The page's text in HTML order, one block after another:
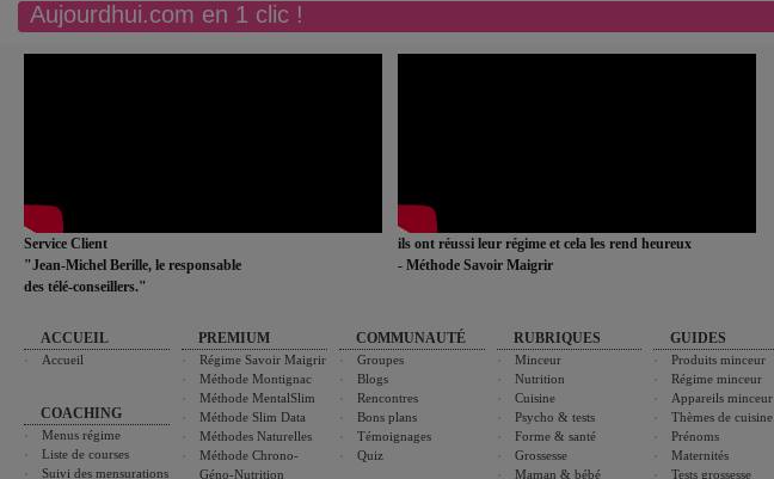
Aujourdhui.com en 1 clic !
Service Client
"Jean-Michel Berille, le responsable
des télé-conseillers."
ils ont réussi leur régime et cela les rend heureux
- Méthode Savoir Maigrir
ACCUEIL
Accueil
COACHING
Menus régime
Liste de courses
Suivi des mensurations
PREMIUM
Régime Savoir Maigrir
Méthode Montignac
Méthode MentalSlim
Méthode Slim Data
Méthodes Naturelles
Méthode Chrono-
Géno-Nutrition
COMMUNAUTÉ
Groupes
Blogs
Rencontres
Bons plans
Témoignages
Quiz
RUBRIQUES
Minceur
Nutrition
Cuisine
Psycho & tests
Forme & santé
Grossesse
Maman & bébé
GUIDES
Produits minceur
Régime minceur
Appareils minceur
Thèmes de cuisine
Prénoms
Maternités
Tests grossesse